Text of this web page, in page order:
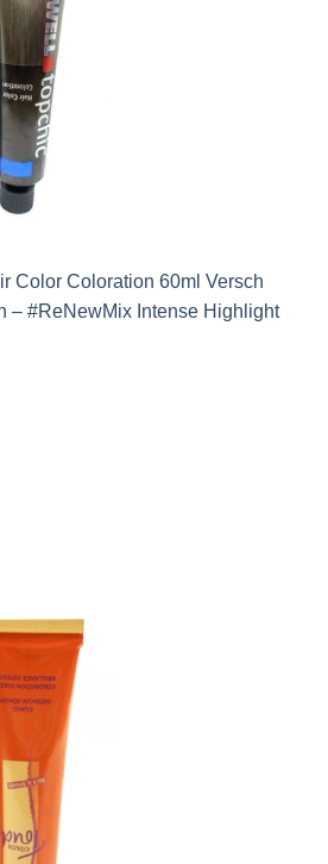
Color Coloration 60ml Versch
– #ReNewMix Intense Highlight